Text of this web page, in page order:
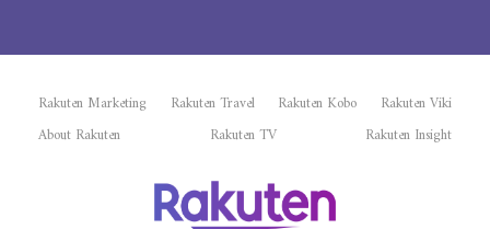
Rakuten Viki
Rakuten Kobo
Rakuten Travel
Rakuten Marketing
Rakuten Insight
Rakuten TV
About Rakuten